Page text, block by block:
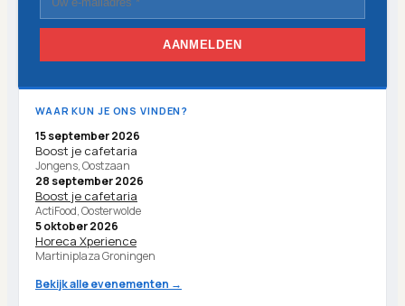
AANMELDEN
WAAR KUN JE ONS VINDEN?
15 september 2026
Boost je cafetaria
Jongens, Oostzaan
28 september 2026
Boost je cafetaria
ActiFood, Oosterwolde
5 oktober 2026
Horeca Xperience
Martiniplaza Groningen
Bekijk alle evenementen →